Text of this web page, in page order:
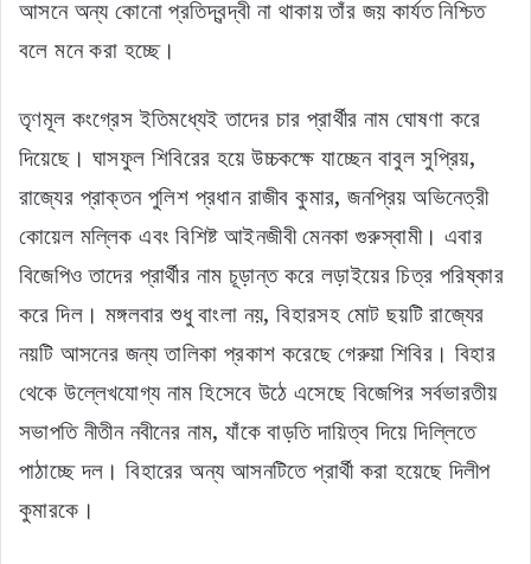
আসনে অন্য কোনো প্রতিদ্বন্দ্বী না থাকায় তাঁর জয় কার্যত নিশ্চিত
বলে মনে করা হচ্ছে।
তৃণমূল কংগ্রেস ইতিমধ্যেই তাদের চার প্রার্থীর নাম ঘোষণা করে
দিয়েছে। ঘাসফুল শিবিরের হয়ে উচ্চকক্ষে যাচ্ছেন বাবুল সুপ্রিয়,
রাজ্যের প্রাক্তন পুলিশ প্রধান রাজীব কুমার, জনপ্রিয় অভিনেত্রী
কোয়েল মল্লিক এবং বিশিষ্ট আইনজীবী মেনকা গুরুস্বামী। এবার
বিজেপিও তাদের প্রার্থীর নাম চূড়ান্ত করে লড়াইয়ের চিত্র পরিষ্কার
করে দিল। মঙ্গলবার শুধু বাংলা নয়, বিহারসহ মোট ছয়টি রাজ্যের
নয়টি আসনের জন্য তালিকা প্রকাশ করেছে গেরুয়া শিবির। বিহার
থেকে উল্লেখযোগ্য নাম হিসেবে উঠে এসেছে বিজেপির সর্বভারতীয়
সভাপতি নীতীন নবীনের নাম, যাঁকে বাড়তি দায়িত্ব দিয়ে দিল্লিতে
পাঠাচ্ছে দল। বিহারের অন্য আসনটিতে প্রার্থী করা হয়েছে দিলীপ
কুমারকে।